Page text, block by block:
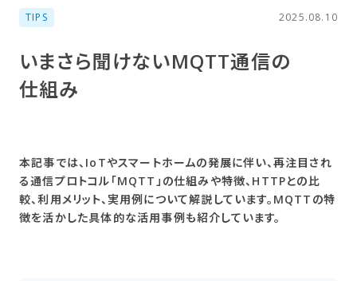
TIPS 2025.08.10
いまさら​聞けない​MQTT通信の​
仕組み
本記事では、IoTやスマートホームの発展に伴い、再注目され
る通信プロトコル「MQTT」の仕組みや特徴、HTTPとの比
較、利用メリット、実用例について解説しています。MQTTの特
徴を活かした具体的な活用事例も紹介しています。